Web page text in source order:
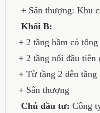
+ Sân thượng: Khu
Khối B:
+ 2 tầng hầm có tổng
+ 2 tầng nổi đầu tiên
+ Từ tầng 2 dên tầng
+ Sân thượng
Chủ đầu tư: Công